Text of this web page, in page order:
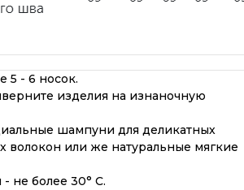
5 - 6 носок.
изделия на изнаночную
шампуни для деликатных
волокон или же натуральные мягкие
- не более 30° С.